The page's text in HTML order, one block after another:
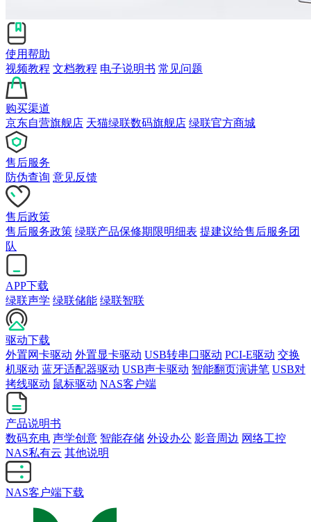
使用帮助
视频教程 文档教程 电子说明书 常见问题
购买渠道
京东自营旗舰店 天猫绿联数码旗舰店 绿联官方商城
售后服务
防伪查询 意见反馈
售后政策
售后服务政策 绿联产品保修期限明细表 提建议给售后服务团
队
APP下载
绿联声学 绿联储能 绿联智联
驱动下载
外置网卡驱动 外置显卡驱动 USB转串口驱动 PCI-E驱动 交换
机驱动 蓝牙适配器驱动 USB声卡驱动 智能翻页演讲笔 USB对
拷线驱动 鼠标驱动 NAS客户端
产品说明书
数码充电 声学创意 智能存储 外设办公 影音周边 网络工控
NAS私有云 其他说明
NAS客户端下载